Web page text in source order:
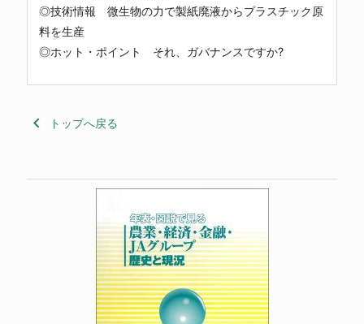
◎技術情報 微生物の力で製紙廃液からプラスチック原
料を生産
◎ホット・ポイント それ、ガバナンスですか?
keyboard_arrow_left トップへ戻る